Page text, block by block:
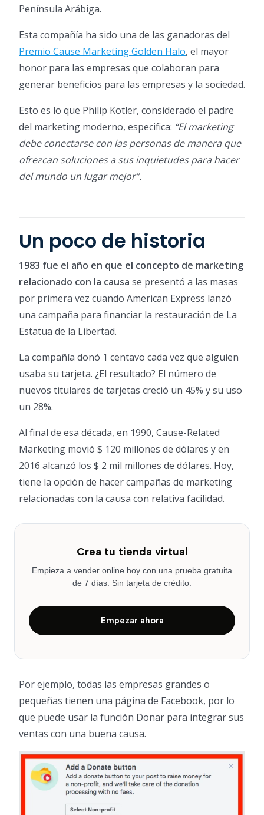
Península Arábiga.
Esta compañía ha sido una de las ganadoras del
Premio Cause Marketing Golden Halo, el mayor
honor para las empresas que colaboran para
generar beneficios para las empresas y la sociedad.
Esto es lo que Philip Kotler, considerado el padre
del marketing moderno, especifica: “El marketing
debe conectarse con las personas de manera que
ofrezcan soluciones a sus inquietudes para hacer
del mundo un lugar mejor”.
Un poco de historia
1983 fue el año en que el concepto de marketing
relacionado con la causa se presentó a las masas
por primera vez cuando American Express lanzó
una campaña para financiar la restauración de La
Estatua de la Libertad.
La compañía donó 1 centavo cada vez que alguien
usaba su tarjeta. ¿El resultado? El número de
nuevos titulares de tarjetas creció un 45% y su uso
un 28%.
Al final de esa década, en 1990, Cause-Related
Marketing movió $ 120 millones de dólares y en
2016 alcanzó los $ 2 mil millones de dólares. Hoy,
tiene la opción de hacer campañas de marketing
relacionadas con la causa con relativa facilidad.
Crea tu tienda virtual
Empieza a vender online hoy con una prueba gratuita
de 7 días. Sin tarjeta de crédito.
Empezar ahora
Por ejemplo, todas las empresas grandes o
pequeñas tienen una página de Facebook, por lo
que puede usar la función Donar para integrar sus
ventas con una buena causa.